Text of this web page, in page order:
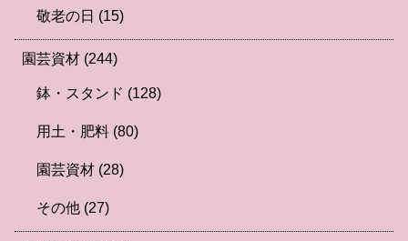
敬老の日 (15)
園芸資材 (244)
鉢・スタンド (128)
用土・肥料 (80)
園芸資材 (28)
その他 (27)